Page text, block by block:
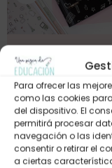
Para ofrecer las
como las cookies
del dispositivo. El
permitirá procesar
navegación o las
consentir o retirar el
a ciertas
(negro)
13,95€9,75